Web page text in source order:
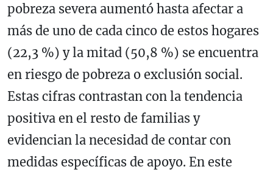
pobreza severa aumentó hasta afectar a
más de uno de cada cinco de estos hogares
(22,3 %) y la mitad (50,8 %) se encuentra
en riesgo de pobreza o exclusión social.
Estas cifras contrastan con la tendencia
positiva en el resto de familias y
evidencian la necesidad de contar con
medidas específicas de apoyo. En este